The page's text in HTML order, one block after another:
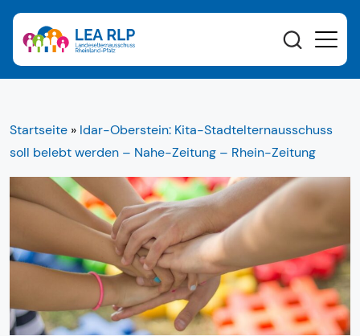
Startseite » Idar-Oberstein: Kita-Stadtelternausschuss
soll belebt werden – Nahe-Zeitung – Rhein-Zeitung